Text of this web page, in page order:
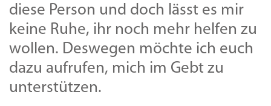
diese Person und doch lässt es mir
keine Ruhe, ihr noch mehr helfen zu
wollen. Deswegen möchte ich euch
dazu aufrufen, mich im Gebt zu
unterstützen.